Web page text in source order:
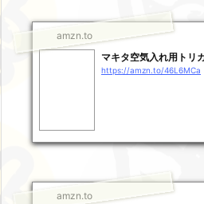
amzn.to
マキタ空気入れ用トリ
https://amzn.to/46L6MCa
amzn.to